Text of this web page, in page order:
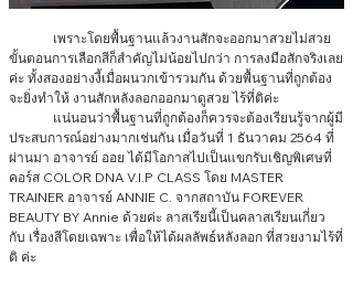
ขั้นตอนการเลือกสีก็สำคัญไม่น้อยไปกว่า การลงมือสักจริงเลย
ค่ะ ทั้งสองอย่างงี้เมื่อผนวกเข้ารวมกัน ด้วยพื้นฐานที่ถูกต้อง
จะยิ่งทำให้ งานสักหลังลอกออกมาดูสวย ไร้ที่ติค่ะ
ประสบการณ์อย่างมากเช่นกัน เมื่อวันที่ 1 ธันวาคม 2564 ที่
ผ่านมา อาจารย์ ออย ได้มีโอกาสไปเป็นแขกรับเชิญพิเศษที่
คอร์ส COLOR DNA V.I.P CLASS โดย MASTER
TRAINER อาจารย์ ANNIE C. จากสถาบัน FOREVER
BEAUTY BY Annie ด้วยค่ะ ลาสเรียนี้เป็นคลาสเรียนเกี่ยว
กับ เรื่องสีโดยเฉพาะ เพื่อให้ได้ผลลัพธ์หลังลอก ที่สวยงามไร้ที่
ติ ค่ะ